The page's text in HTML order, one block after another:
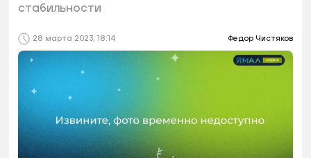
28 марта 2023, 18:14 Федор Чистяков
стабильности